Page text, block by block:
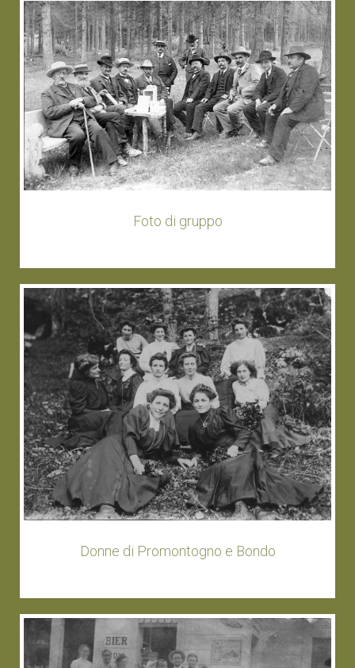
Foto di gruppo
Donne di Promontogno e Bondo